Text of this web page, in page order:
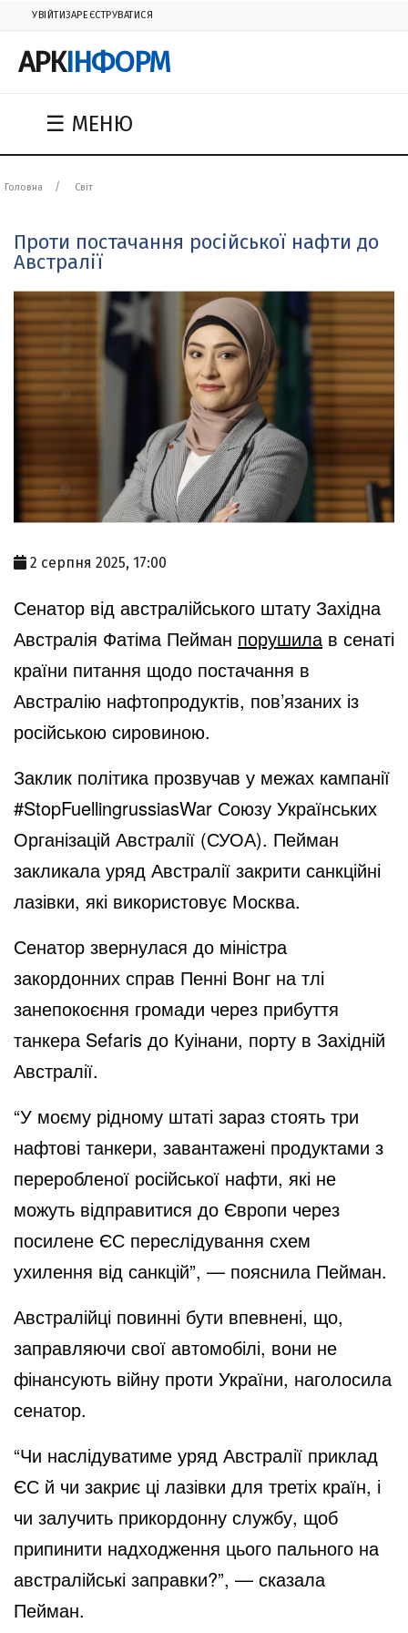
УВІЙТИЗАРЕЄСТРУВАТИСЯ
АРКІНФОРМ
☰ МЕНЮ
Головна Світ
Проти постачання російської нафти до
Австралії
2 серпня 2025, 17:00
Сенатор від австралійського штату Західна
Австралія Фатіма Пейман порушила в сенаті
країни питання щодо постачання в
Австралію нафтопродуктів, пов’язаних із
російською сировиною.
Заклик політика прозвучав у межах кампанії
#StopFuellingrussiasWar Союзу Українських
Організацій Австралії (СУОА). Пейман
закликала уряд Австралії закрити санкційні
лазівки, які використовує Москва.
Сенатор звернулася до міністра
закордонних справ Пенні Вонг на тлі
занепокоєння громади через прибуття
танкера Sefaris до Куінани, порту в Західній
Австралії.
“У моєму рідному штаті зараз стоять три
нафтові танкери, завантажені продуктами з
переробленої російської нафти, які не
можуть відправитися до Європи через
посилене ЄС переслідування схем
ухилення від санкцій”, — пояснила Пейман.
Австралійці повинні бути впевнені, що,
заправляючи свої автомобілі, вони не
фінансують війну проти України, наголосила
сенатор.
“Чи наслідуватиме уряд Австралії приклад
ЄС й чи закриє ці лазівки для третіх країн, і
чи залучить прикордонну службу, щоб
припинити надходження цього пального на
австралійські заправки?”, — сказала
Пейман.